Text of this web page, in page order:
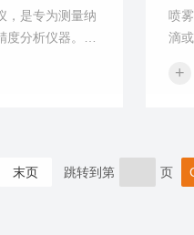
，是专为测量纳
分析仪器。其
纳米悬浮液等
发生随机涨落。
喷
滴
基
器
或
+
末页 跳转到第 页